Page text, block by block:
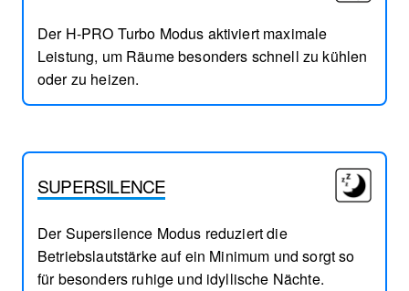
Der H-PRO Turbo Modus aktiviert maximale
Leistung, um Räume besonders schnell zu kühlen
oder zu heizen.
SUPERSILENCE
Der Supersilence Modus reduziert die
Betriebslautstärke auf ein Minimum und sorgt so
für besonders ruhige und idyllische Nächte.